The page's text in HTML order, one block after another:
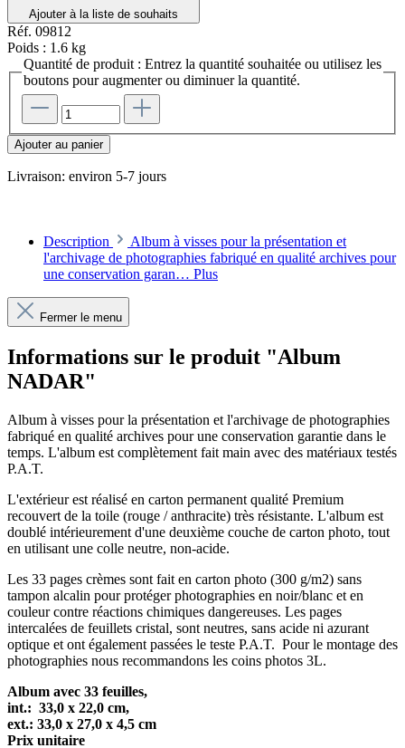
Ajouter à la liste de souhaits
Réf. 09812
Poids : 1.6 kg
Quantité de produit : Entrez la quantité souhaitée ou utilisez les
boutons pour augmenter ou diminuer la quantité.
Ajouter au panier
Livraison: environ 5-7 jours
Description
Album à visses pour la présentation et
l'archivage de photographies fabriqué en qualité archives pour
une conservation garan… Plus
Fermer le menu
Informations sur le produit "Album
NADAR"
Album à visses pour la présentation et l'archivage de photographies
fabriqué en qualité archives pour une conservation garantie dans le
temps. L'album est complètement fait main avec des matériaux testés
P.A.T.
L'extérieur est réalisé en carton permanent qualité Premium
recouvert de la toile (rouge / anthracite) très résistante. L'album est
doublé intérieurement d'une deuxième couche de carton photo, tout
en utilisant une colle neutre, non-acide.
Les 33 pages crèmes sont fait en carton photo (300 g/m2) sans
tampon alcalin pour protéger photographies en noir/blanc et en
couleur contre réactions chimiques dangereuses. Les pages
intercalées de feuillets cristal, sont neutres, sans acide ni azurant
optique et ont également passées le teste P.A.T. Pour le montage des
photographies nous recommandons les coins photos 3L.
Album avec 33 feuilles,
int.: 33,0 x 22,0 cm,
ext.: 33,0 x 27,0 x 4,5 cm
Prix unitaire